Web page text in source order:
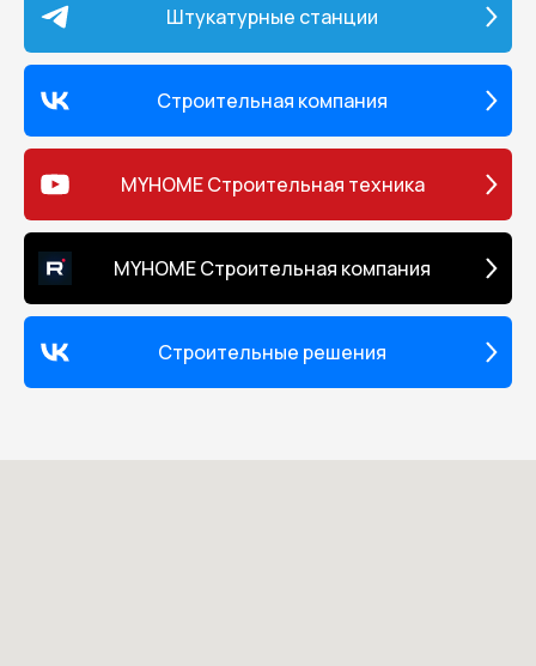
Штукатурные станции
Строительная компания
MYHOME Строительная техника
MYHOME Строительная компания
Строительные решения